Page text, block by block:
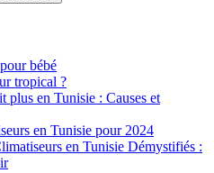
bébé
tropical ?
plus en Tunisie : Causes et
en Tunisie pour 2024
en Tunisie Démystifiés :